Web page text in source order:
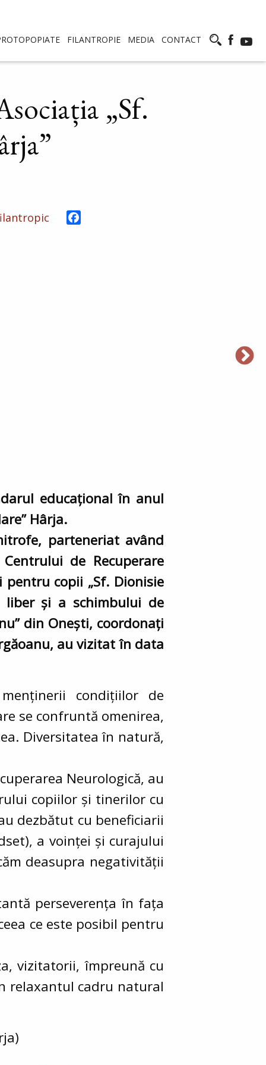
FILANTROPIE MEDIA CONTACT
„Sf.
educaţional în anul
Hârja.
parteneriat având
de Recuperare
pentru copii „Sf. Dionisie
liber și a schimbului de
din Onești, coordonați
au vizitat în data
condițiilor de
se confruntă omenirea,
Diversitatea în natură,
Neurologică, au
copiilor și tinerilor cu
dezbătut cu beneficiarii
a voinței și curajului
deasupra negativității
perseverența în fața
ce este posibil pentru
vizitatorii, împreună cu
relaxantul cadru natural